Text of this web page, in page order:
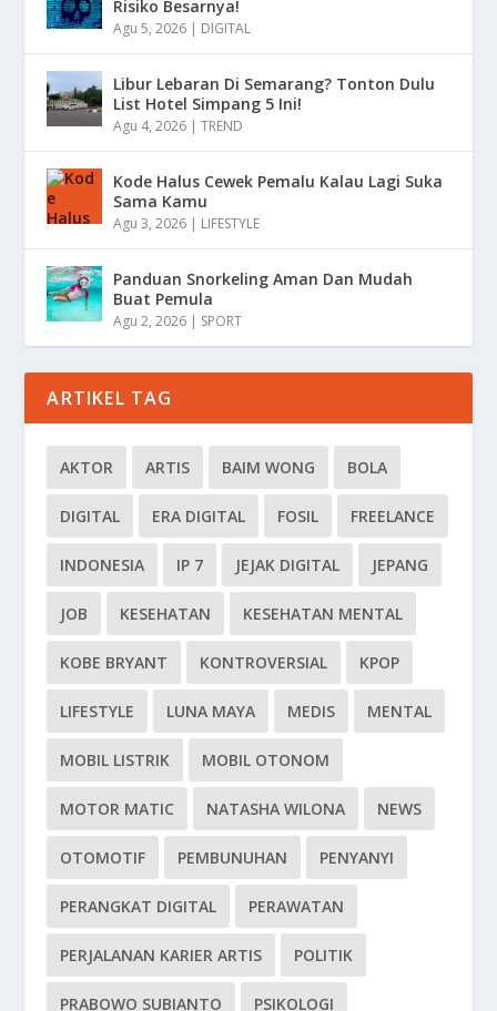
Risiko Besarnya!
Agu 5, 2026 | DIGITAL
Libur Lebaran Di Semarang? Tonton Dulu
List Hotel Simpang 5 Ini!
Agu 4, 2026 |TREND
Kode Halus Cewek Pemalu Kalau Lagi Suka
Sama Kamu
Agu 3, 2026 | LIFESTYLE
Panduan Snorkeling Aman Dan Mudah
Buat Pemula
Agu 2, 2026 | SPORT
ARTIKEL TAG
AKTOR ARTIS BAIM WONG BOLA
DIGITAL ERA DIGITAL FOSIL FREELANCE
INDONESIA IP 7 JEJAK DIGITAL JEPANG
JOB KESEHATAN KESEHATAN MENTAL
KOBE BRYANT KONTROVERSIAL KPOP
LIFESTYLE LUNA MAYA MEDIS MENTAL
MOBIL LISTRIK MOBIL OTONOM
MOTOR MATIC NATASHA WILONA NEWS
OTOMOTIF PEMBUNUHAN PENYANYI
PERANGKAT DIGITAL PERAWATAN
PERJALANAN KARIER ARTIS POLITIK
PRABOWO SUBIANTO PSIKOLOGI